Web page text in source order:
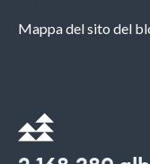
Mappa del sito del